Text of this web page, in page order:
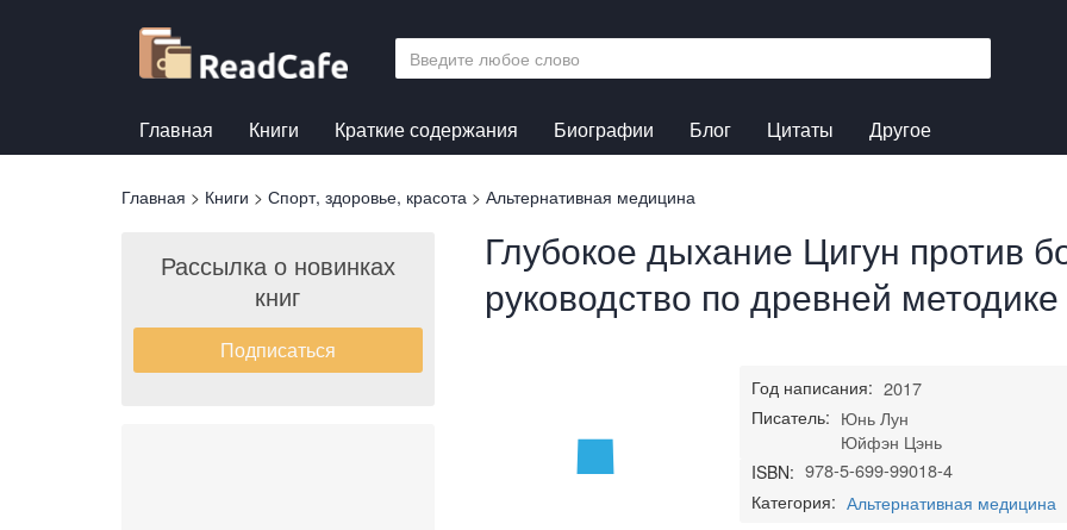
Главная Книги Краткие содержания Биографии Блог Цитаты Другое
Вы
Главная > Книги > Спорт, здоровье, красота > Альтернативная медицина
Рассылка о новинках
книг
Подписаться
Глубокое дыхание Цигун против
руководство по древней
Год написания: 2017
Писатель: Юнь Лун
Юйфэн Цэнь
ISBN: 978-5-699-99018-4
Категория: Альтернативная медицина